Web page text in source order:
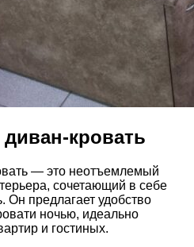
кровать
— это неотъемлемый
сочетающий в себе
Он предлагает удобство
ночью, идеально
и гостиных.